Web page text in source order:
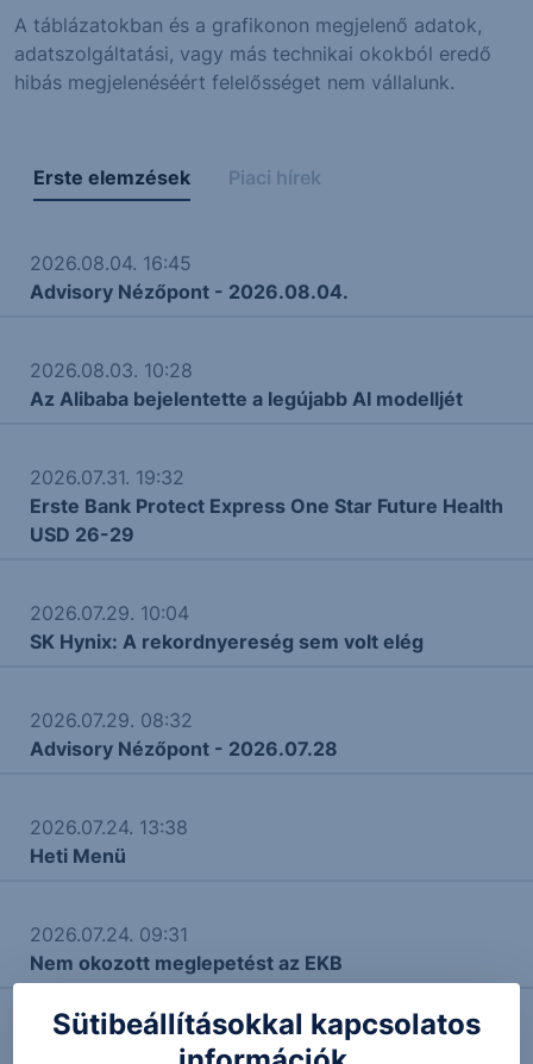
A táblázatokban és a grafikonon megjelenő adatok,
adatszolgáltatási, vagy más technikai okokból eredő
hibás megjelenéséért felelősséget nem vállalunk.
Erste elemzések Piaci hírek
2026.08.04. 16:45
Advisory Nézőpont - 2026.08.04.
2026.08.03. 10:28
Az Alibaba bejelentette a legújabb AI modelljét
2026.07.31. 19:32
Erste Bank Protect Express One Star Future Health
USD 26-29
2026.07.29. 10:04
SK Hynix: A rekordnyereség sem volt elég
2026.07.29. 08:32
Advisory Nézőpont - 2026.07.28
2026.07.24. 13:38
Heti Menü
2026.07.24. 09:31
Nem okozott meglepetést az EKB
2026.07.22. 09:34
Sütibeállításokkal kapcsolatos